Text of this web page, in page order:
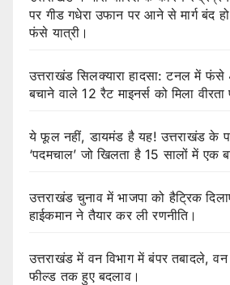
पर गीड गधेरा उफान पर आने से मार्ग बंद
फंसे यात्री।
उत्तराखंड सिलक्यारा हादसा: टनल में फंसे
बचाने वाले 12 रैट माइनर्स को मिला
ये फूल नहीं, डायमंड है यह! उत्तराखंड के
‘पदमचाल’ जो खिलता है 15 सालों में एक
उत्तराखंड चुनाव में भाजपा को हैट्रिक
हाईकमान ने तैयार कर ली रणनीति।
उत्तराखंड में वन विभाग में बंपर तबादले,
फील्ड तक हुए बदलाव।